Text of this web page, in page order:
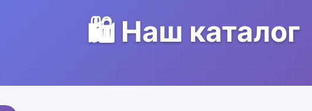
🛍️ Наш каталог